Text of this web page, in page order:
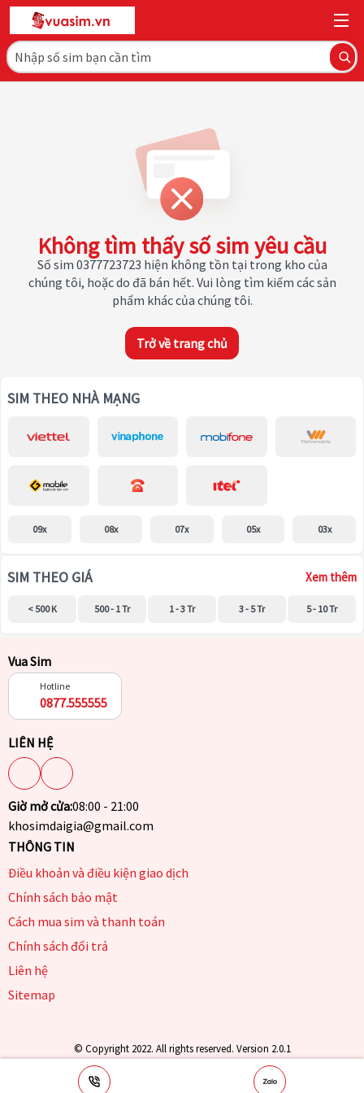
Không tìm thấy số sim yêu cầu
Số sim 0377723723 hiện không tồn tại trong kho của
chúng tôi, hoặc do đã bán hết. Vui lòng tìm kiếm các sản
phẩm khác của chúng tôi.
Trở về trang chủ
SIM THEO NHÀ MẠNG
09x 08x 07x 05x 03x
SIM THEO GIÁ Xem thêm
< 500 K 500 - 1 Tr 1 - 3 Tr 3 - 5 Tr 5 - 10 Tr
Vua Sim
Hotline
0877.555555
LIÊN HỆ
Giờ mở cửa:08:00 - 21:00
khosimdaigia@gmail.com
THÔNG TIN
Điều khoản và điều kiện giao dịch
Chính sách bảo mật
Cách mua sim và thanh toán
Chính sách đổi trả
Liên hệ
Sitemap
© Copyright 2022. All rights reserved. Version 2.0.1